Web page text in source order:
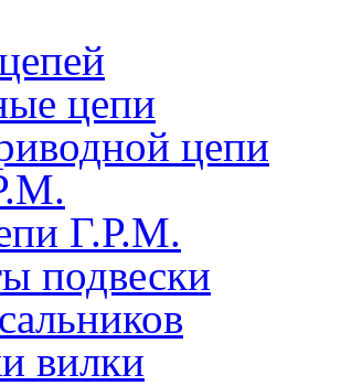
цепи
цепи
Г.Р.М.
подвески
вилки